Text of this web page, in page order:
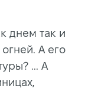
днем так и
А его
... А